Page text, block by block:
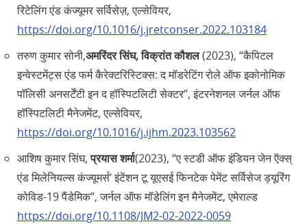
रिटेलिंग एंड कंज्यूमर सर्विसेज़, एल्सेवियर,
https://doi.org/10.1016/j.jretconser.2022.103184
तरुण कुमार सोनी,अमरिंदर सिंघ, विक्रांत कौशल(2023), “कैपिटल
इन्वेस्टमेंट्स एंड फर्म कैरेक्टरिस्टिक्स: द मॉडरेटिंग रोले ऑफ इकोनोमिक
पॉलिसी अनसर्टेंटी इन द हॉस्पिटलिटी सेक्टर”, इंटरनेशनल जर्नल ऑफ
हॉस्पिटलिटी मैनेजमेंट, एल्सेवियर,
https://doi.org/10.1016/j.ijhm.2023.103562
आशिष कुमार सिंघ,प्रयास शर्मा(2023), “ए स्टडी ऑफ इंडियन जेन ऍक्स्‌
एंड मिलेनियल्स कंज्यूमर्स’ इंटेंशन टू यूएसई फिनटेक पेमेंट सर्विसेज ड्यूरिंग
कोविड-19 पैंडेमिक”, जर्नल ऑफ मॉडेलिंग इन मैनेजमेंट, एमेराल्ड
https://doi.org/10.1108/JM2-02-2022-0059